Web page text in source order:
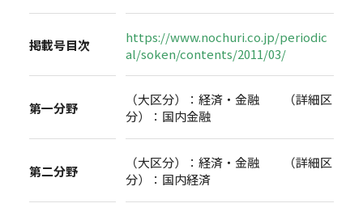
掲載号目次
https://www.nochuri.co.jp/periodic
al/soken/contents/2011/03/
第一分野
（大区分）：経済・金融 （詳細区
分）：国内金融
第二分野
（大区分）：経済・金融 （詳細区
分）：国内経済